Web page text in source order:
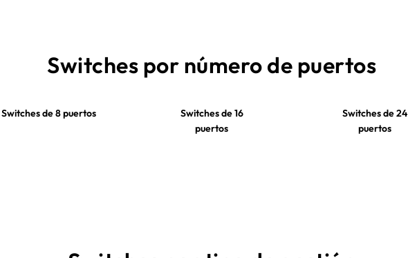
Switches por número de puertos
Switches de 8 puertos
Switches de 16
puertos
Switches de 24
puertos